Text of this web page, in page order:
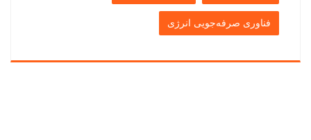
فناوری صرفه‌جویی انرژی